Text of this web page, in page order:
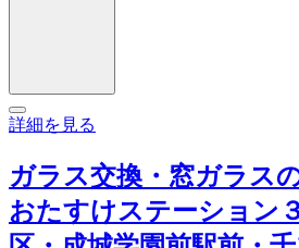
詳細を見る
ガラス交換・窓ガラス
おたすけステーション